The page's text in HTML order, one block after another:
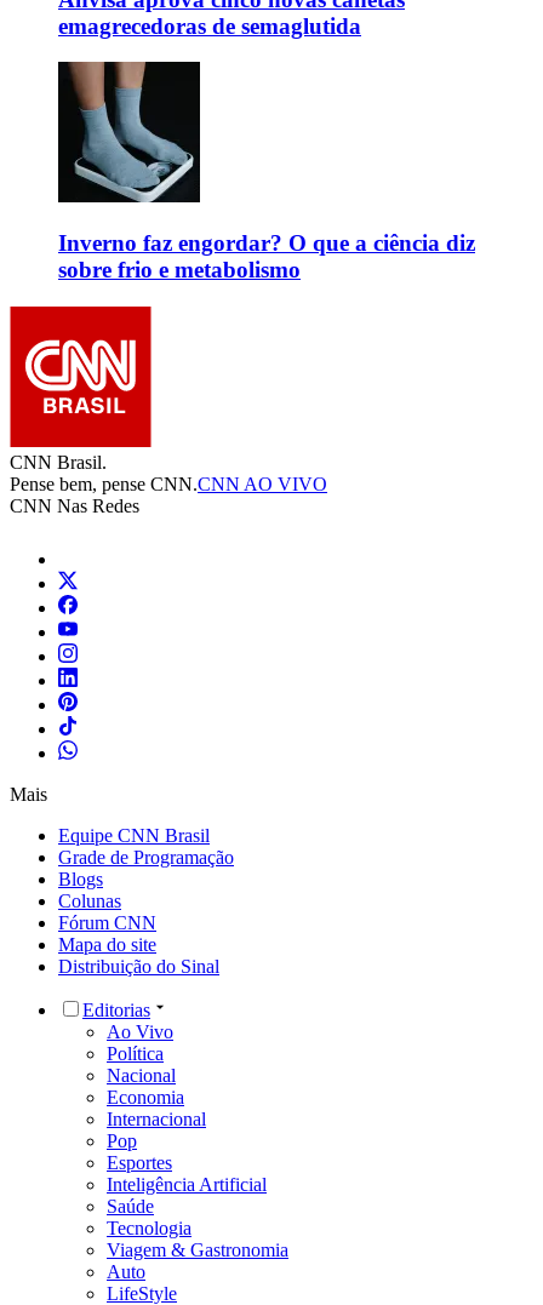
emagrecedoras de semaglutida
Inverno faz engordar? O que a ciência diz
sobre frio e metabolismo
CNN Brasil.
Pense bem, pense CNN.CNN AO VIVO
CNN Nas Redes
Mais
Equipe CNN Brasil
Grade de Programação
Blogs
Colunas
Fórum CNN
Mapa do site
Distribuição do Sinal
Editorias
Ao Vivo
Política
Nacional
Economia
Internacional
Pop
Esportes
Inteligência Artificial
Saúde
Tecnologia
Viagem & Gastronomia
Auto
LifeStyle